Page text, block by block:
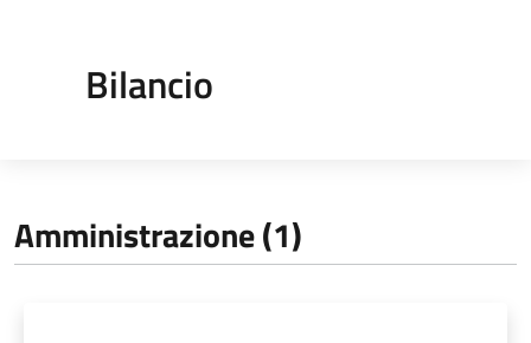
Bilancio
Amministrazione (1)